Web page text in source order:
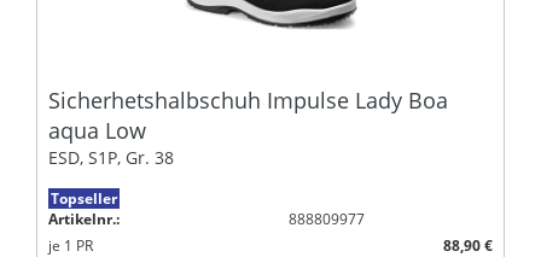
Sicherhetshalbschuh Impulse Lady Boa
aqua Low
ESD, S1P, Gr. 38
Topseller
Artikelnr.:
888809977
je 1 PR 88,90 €